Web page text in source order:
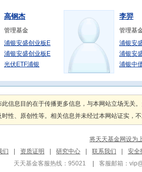
高钢杰
管理基金
浦银安盛创业板E
浦银安盛创业板E
光伏ETF浦银
李羿
管理基
浦银安
浦银安
浦银中
杨鑫
管理基金
浦银安盛稳健丰利
浦银安盛稳健丰利
李倩
管理基
浦银安
浦银安
管理基金
管理基
信息目的在于传播更多信息，与本网站立场无关
性、原创性等。相关信息并未经过本网站证实，
将天天基金网设为
们
资质证明 研究中心 联系我们 安全
天天基金客服热线：95021
客服邮箱：